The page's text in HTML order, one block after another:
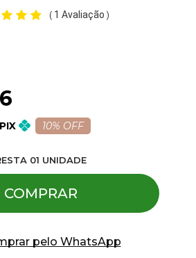
( 1 Avaliação )
PIX 10% OFF
01 UNIDADE
COMPRAR
pelo WhatsApp